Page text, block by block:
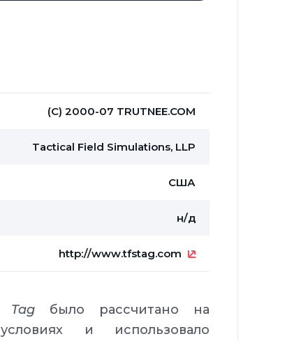
(С) 2000-07 TRUTNEE.COM
Tactical Field Simulations, LLP
США
н/д
http://www.tfstag.com
Tag было рассчитано на
и использовало